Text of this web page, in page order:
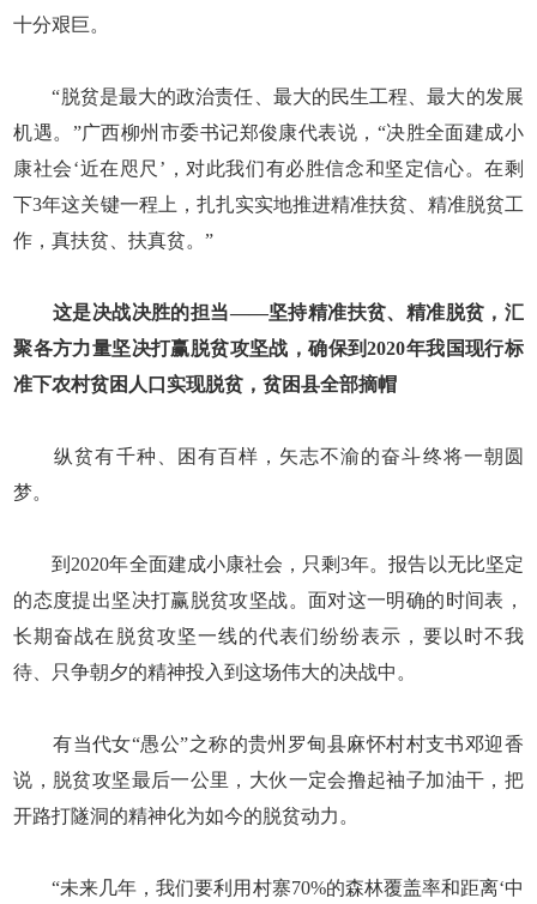
十分艰巨。
“脱贫是最大的政治责任、最大的民生工程、最大的发展
机遇。”广西柳州市委书记郑俊康代表说，“决胜全面建成小
康社会‘近在咫尺’，对此我们有必胜信念和坚定信心。在剩
下3年这关键一程上，扎扎实实地推进精准扶贫、精准脱贫工
作，真扶贫、扶真贫。”
这是决战决胜的担当——坚持精准扶贫、精准脱贫，汇
聚各方力量坚决打赢脱贫攻坚战，确保到2020年我国现行标
准下农村贫困人口实现脱贫，贫困县全部摘帽
纵贫有千种、困有百样，矢志不渝的奋斗终将一朝圆
梦。
到2020年全面建成小康社会，只剩3年。报告以无比坚定
的态度提出坚决打赢脱贫攻坚战。面对这一明确的时间表，
长期奋战在脱贫攻坚一线的代表们纷纷表示，要以时不我
待、只争朝夕的精神投入到这场伟大的决战中。
有当代女“愚公”之称的贵州罗甸县麻怀村村支书邓迎香
说，脱贫攻坚最后一公里，大伙一定会撸起袖子加油干，把
开路打隧洞的精神化为如今的脱贫动力。
“未来几年，我们要利用村寨70%的森林覆盖率和距离‘中